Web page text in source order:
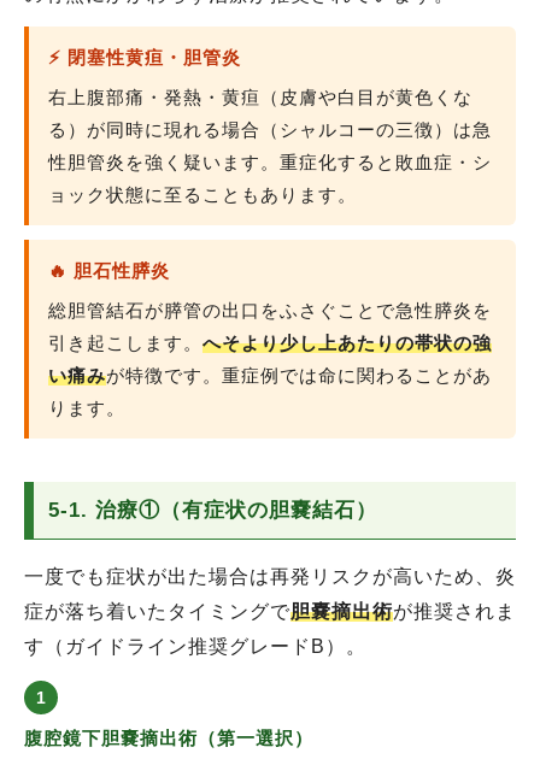
⚡ 閉塞性黄疸・胆管炎
右上腹部痛・発熱・黄疸（皮膚や白目が黄色くな
る）が同時に現れる場合（シャルコーの三徴）は急
性胆管炎を強く疑います。重症化すると敗血症・シ
ョック状態に至ることもあります。
🔥 胆石性膵炎
総胆管結石が膵管の出口をふさぐことで急性膵炎を
引き起こします。 へそより少し上あたりの帯状の強
い痛みが特徴です。重症例では命に関わることがあ
ります。
5-1. 治療①（有症状の胆嚢結石）
一度でも症状が出た場合は再発リスクが高いため、炎
症が落ち着いたタイミングで胆嚢摘出術が推奨されま
す（ガイドライン推奨グレードB）。
1
腹腔鏡下胆嚢摘出術（第一選択）